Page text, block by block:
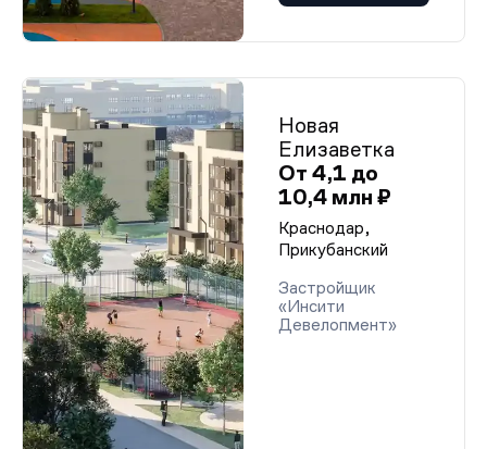
Новая
Елизаветка
От 4,1 до
10,4 млн ₽
Краснодар,
Прикубанский
Застройщик
«Инсити
Девелопмент»